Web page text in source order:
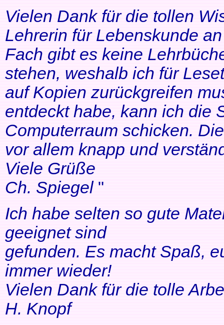
Vielen Dank für die tollen
Lehrerin für Lebenskunde
Fach gibt es keine
stehen, weshalb ich für
auf Kopien zurückgreifen
entdeckt habe, kann ich die
Computerraum schicken.
vor allem knapp und
Viele Grüße
Ch. Spiegel"
Ich habe selten so gute
geeignet sind
gefunden. Es macht Spaß,
immer wieder!
Vielen Dank für die tolle
H. Knopf